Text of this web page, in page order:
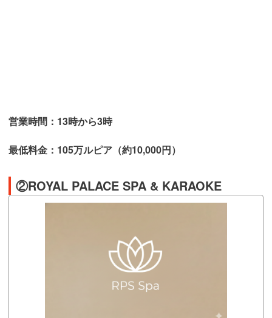
営業時間：13時から3時
最低料金： 105万ルピア（約10,000円）
②ROYAL PALACE SPA & KARAOKE